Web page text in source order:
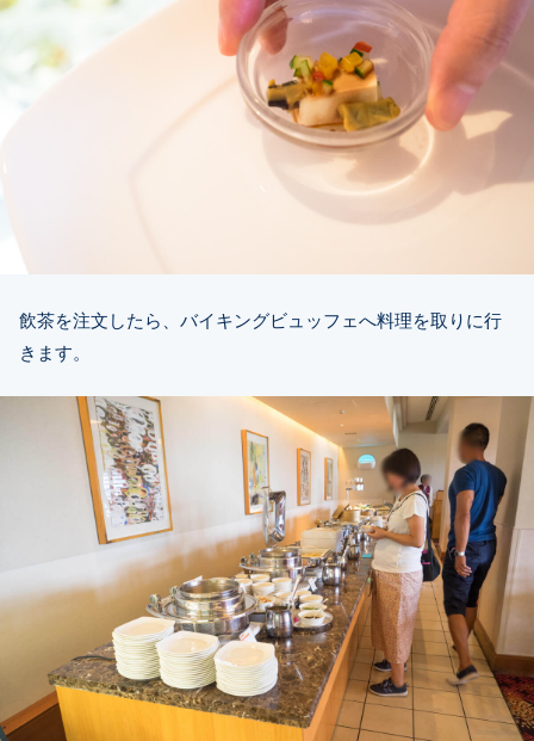
飲茶を注文したら、バイキングビュッフェへ料理を取りに行
きます。